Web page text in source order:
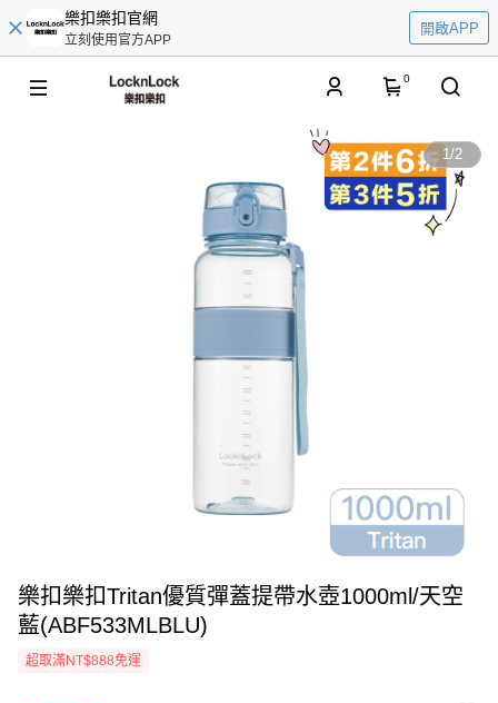
樂扣樂扣官網
立刻使用官方APP
開啟APP
0
1/2
樂扣樂扣Tritan優質彈蓋提帶水壺1000ml/天空
藍(ABF533MLBLU)
超取滿NT$888免運